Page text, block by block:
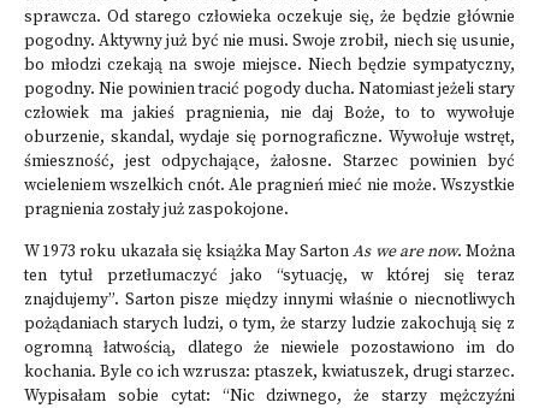
sprawcza. Od starego człowieka oczekuje się, że będzie głównie
pogodny. Aktywny już być nie musi. Swoje zrobił, niech się usunie,
bo młodzi czekają na swoje miejsce. Niech będzie sympatyczny,
pogodny. Nie powinien tracić pogody ducha. Natomiast jeżeli stary
człowiek ma jakieś pragnienia, nie daj Boże, to to wywołuje
oburzenie, skandal, wydaje się pornograficzne. Wywołuje wstręt,
śmieszność, jest odpychające, żałosne. Starzec powinien być
wcieleniem wszelkich cnót. Ale pragnień mieć nie może. Wszystkie
pragnienia zostały już zaspokojone.
W 1973 roku ukazała się książka May SartonAs we are now. Można
ten tytuł przetłumaczyć jako “sytuację, w której się teraz
znajdujemy”. Sarton pisze między innymi właśnie o niecnotliwych
pożądaniach starych ludzi, o tym, że starzy ludzie zakochują się z
ogromną łatwością, dlatego że niewiele pozostawiono im do
kochania. Byle co ich wzrusza: ptaszek, kwiatuszek, drugi starzec.
Wypisałam sobie cytat: “Nic dziwnego, że starzy mężczyźni